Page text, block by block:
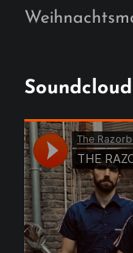
Soundcloud